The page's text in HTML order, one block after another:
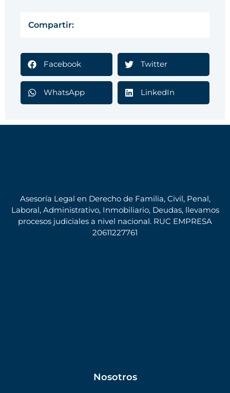
Compartir:
Facebook Twitter
WhatsApp LinkedIn
Asesoría Legal en Derecho de Familia, Civil, Penal,
Laboral, Administrativo, Inmobiliario, Deudas, llevamos
procesos judiciales a nivel nacional. RUC EMPRESA
20611227761
Nosotros